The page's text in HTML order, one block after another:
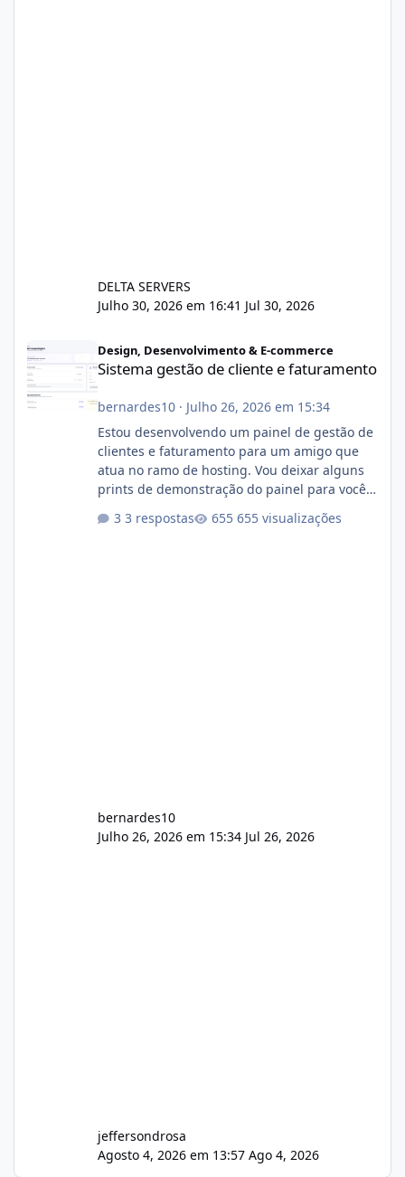
DELTA SERVERS
Julho 30, 2026 em 16:41 Jul 30, 2026
Design, Desenvolvimento & E-commerce
Sistema gestão de cliente e faturamento
bernardes10· Julho 26, 2026 em 15:34
Estou desenvolvendo um painel de gestão de
clientes e faturamento para um amigo que
atua no ramo de hosting. Vou deixar alguns
prints de demonstração do painel para vocês
com cerca de 80% concluído e conta com
3 respostas 655 visualizações
bernardes10
Julho 26, 2026 em 15:34 Jul 26, 2026
jeffersondrosa
Agosto 4, 2026 em 13:57 Ago 4, 2026